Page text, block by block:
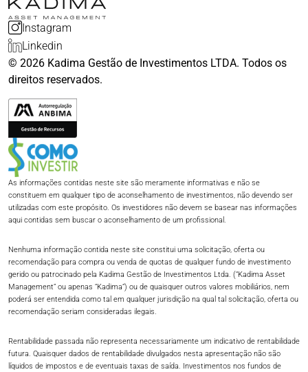
Instagram
Linkedin
© 2026 Kadima Gestão de Investimentos LTDA. Todos os
direitos reservados.
As informações contidas neste site são meramente informativas e não se
constituem em qualquer tipo de aconselhamento de investimentos, não devendo ser
utilizadas com este propósito. Os investidores não devem se basear nas informações
aqui contidas sem buscar o aconselhamento de um profissional.​
Nenhuma informação contida neste site constitui uma solicitação, oferta ou
recomendação para compra ou venda de quotas de qualquer fundo de investimento
gerido ou patrocinado pela Kadima Gestão de Investimentos Ltda. (“Kadima Asset
Management” ou apenas “Kadima”) ou de quaisquer outros valores mobiliários, nem
poderá ser entendida como tal em qualquer jurisdição na qual tal solicitação, oferta ou
recomendação seriam consideradas ilegais.​
Rentabilidade passada não representa necessariamente um indicativo de rentabilidade
futura. Quaisquer dados de rentabilidade divulgados nesta apresentação não são
líquidos de impostos e de eventuais taxas de saída. Investimentos nos fundos de